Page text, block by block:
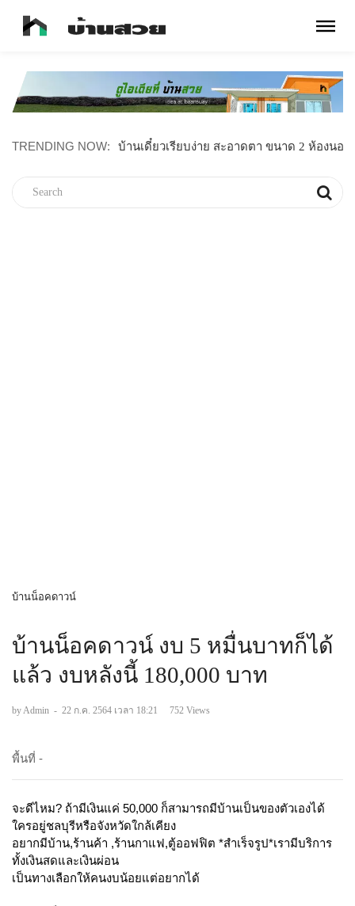
TRENDING NOW: บ้านไม้น็อคดาวน์สไตล์มินิมอล
บ้านน็อคดาวน์
บ้านน็อคดาวน์ งบ 5 หมื่นบาทก็ได้
แล้ว งบหลังนี้ 180,000 บาท
by Admin - 22 ก.ค. 2564 เวลา 18:21 752 Views
พื้นที่ -
จะดีไหม? ถ้ามีเงินแค่ 50,000 ก็สามารถมีบ้านเป็นของตัวเองได้
ใครอยู่ชลบุรีหรือจังหวัดใกล้เคียง
อยากมีบ้าน,ร้านค้า ,ร้านกาแฟ,ตู้ออฟฟิต *สำเร็จรูป*เรามีบริการ
ทั้งเงินสดและเงินผ่อน
เป็นทางเลือกให้คนงบน้อยแต่อยากได้